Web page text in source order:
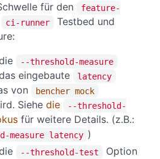
für den
feature-
ci-runner Testbed und
--threshold-measure
eingebaute latency
von bencher mock
Siehe die
--threshold-
für weitere Details. (z.B.:
measure latency )
--threshold-test
Option